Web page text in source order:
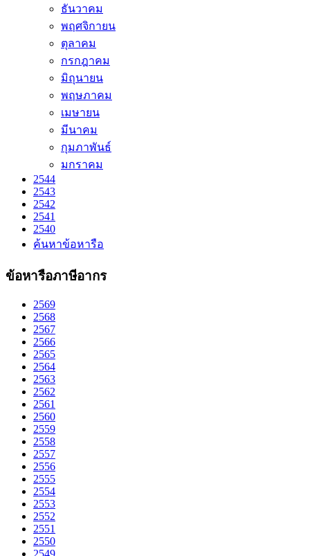
ธันวาคม
พฤศจิกายน
ตุลาคม
กรกฎาคม
มิถุนายน
พฤษภาคม
เมษายน
มีนาคม
กุมภาพันธ์
มกราคม
2544
2543
2542
2541
2540
ค้นหาข้อหารือ
ข้อหารือภาษีอากร
2569
2568
2567
2566
2565
2564
2563
2562
2561
2560
2559
2558
2557
2556
2555
2554
2553
2552
2551
2550